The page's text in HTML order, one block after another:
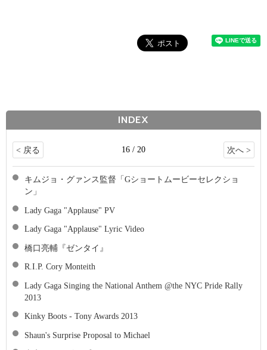
INDEX
< 戻る 16 / 20 次へ >
キムジョ・グァンス監督「Gショートムービーセレクショ
ン」
Lady Gaga "Applause" PV
Lady Gaga "Applause" Lyric Video
橋口亮輔『ゼンタイ』
R.I.P. Cory Monteith
Lady Gaga Singing the National Anthem @the NYC Pride Rally
2013
Kinky Boots - Tony Awards 2013
Shaun's Surprise Proposal to Michael